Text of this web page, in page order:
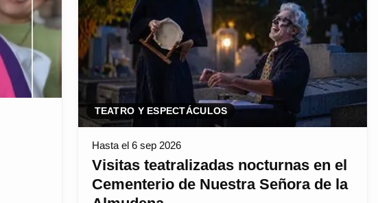
TEATRO Y ESPECTÁCULOS
Hasta el 6 sep 2026
Visitas teatralizadas nocturnas en el
Cementerio de Nuestra Señora de la